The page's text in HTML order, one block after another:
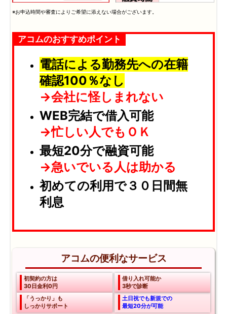
※お申込時間や審査によりご希望に添えない場合がございます。
アコムのおすすめポイント
電話による勤務先への在籍
確認100％なし
→会社に怪しまれない
WEB完結で借入可能
→忙しい人でもＯＫ
最短20分で融資可能
→急いでいる人は助かる
初めての利用で３０日間無
利息
アコムの便利なサービス
初契約の方は
30日金利0円
借り入れ可能か
3秒で診断
「うっかり」も
しっかりサポート
土日祝でも新規での
最短20分が可能